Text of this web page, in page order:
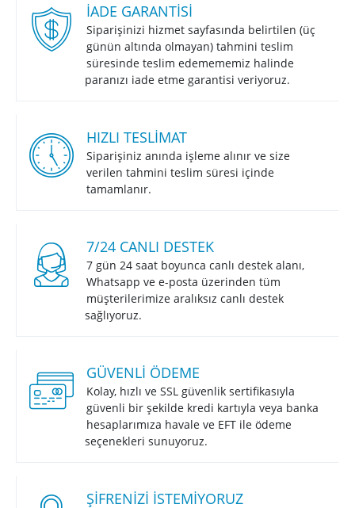
İADE GARANTISI
Siparişinizi hizmet sayfasında belirtilen (üç
günün altında olmayan) tahmini teslim
süresinde teslim edemememiz halinde
paranızı iade etme garantisi veriyoruz.
HIZLI TESLIMAT
Siparişiniz anında işleme alınır ve size
verilen tahmini teslim süresi içinde
tamamlanır.
7/24 CANLI DESTEK
7 gün 24 saat boyunca canlı destek alanı,
Whatsapp ve e-posta üzerinden tüm
müşterilerimize aralıksız canlı destek
sağlıyoruz.
GÜVENLI ÖDEME
Kolay, hızlı ve SSL güvenlik sertifikasıyla
güvenli bir şekilde kredi kartıyla veya banka
hesaplarımıza havale ve EFT ile ödeme
seçenekleri sunuyoruz.
ŞIFRENIZI İSTEMIYORUZ